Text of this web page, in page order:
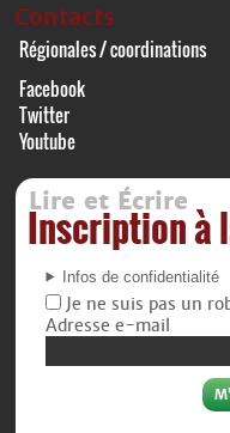
Contacts
Régionales / coordinations
Facebook
Twitter
Youtube
Lire et Écrire
Inscription à
Infos de confidentialité
Je ne suis pas un
Adresse e-mail